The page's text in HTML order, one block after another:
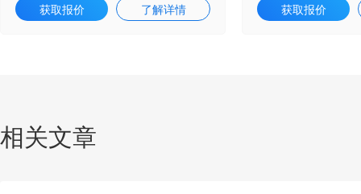
获取报价 了解详情 获取报价
相关文章